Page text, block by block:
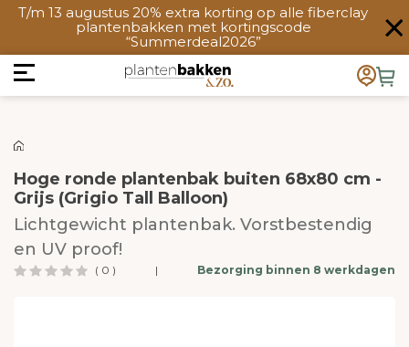
T/m 13 augustus 20% extra korting op alle fiberclay
plantenbakken met kortingscode
“Summerdeal2026”
Hoge ronde plantenbak buiten 68x80 cm -
Grijs (Grigio Tall Balloon)
Lichtgewicht plantenbak. Vorstbestendig
en UV proof!
( 0 ) | Bezorging binnen 8 werkdagen